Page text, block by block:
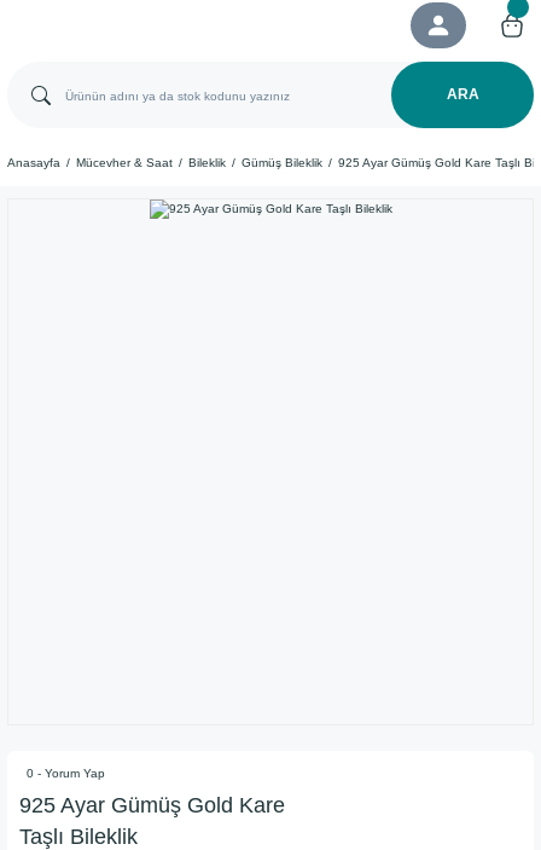
ARA
Anasayfa Mücevher & Saat Bileklik Gümüş Bileklik 925 Ayar Gümüş Gold Kare Taşlı
0 - Yorum Yap
925 Ayar Gümüş Gold Kare
Taşlı Bileklik